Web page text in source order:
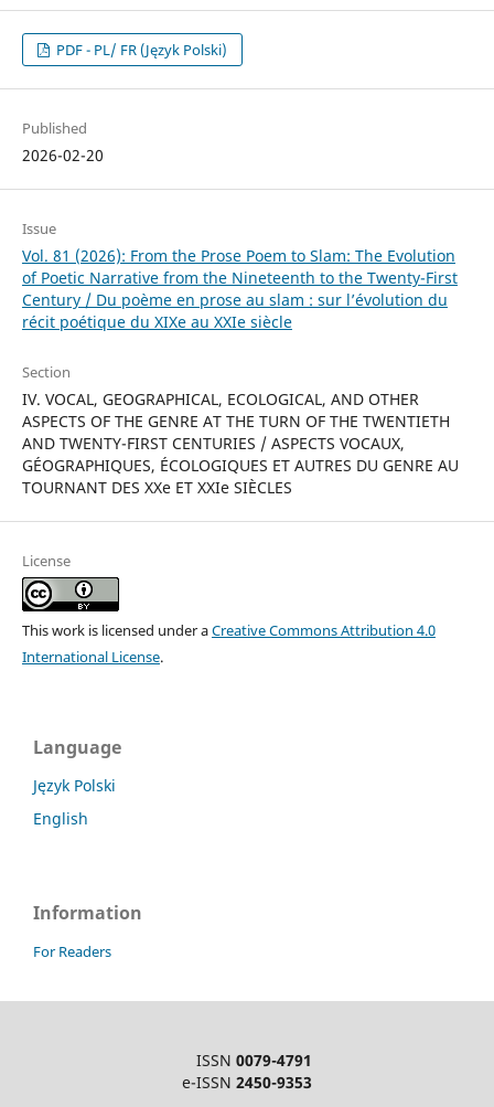
PDF - PL/ FR (Język Polski)
Published
2026-02-20
Issue
Vol. 81 (2026): From the Prose Poem to Slam: The Evolution
of Poetic Narrative from the Nineteenth to the Twenty-First
Century / Du poème en prose au slam : sur l’évolution du
récit poétique du XIXe au XXIe siècle
Section
IV. VOCAL, GEOGRAPHICAL, ECOLOGICAL, AND OTHER
ASPECTS OF THE GENRE AT THE TURN OF THE TWENTIETH
AND TWENTY-FIRST CENTURIES / ASPECTS VOCAUX,
GÉOGRAPHIQUES, ÉCOLOGIQUES ET AUTRES DU GENRE AU
TOURNANT DES XXe ET XXIe SIÈCLES
License
This work is licensed under aCreative Commons Attribution 4.0
International License.
Language
Język Polski
English
Information
For Readers
ISSN 0079-4791
e-ISSN 2450-9353